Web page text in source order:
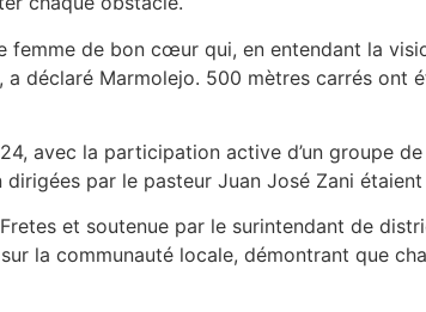
femme de bon cœur qui, en entendant la
a déclaré Marmolejo. 500 mètres carrés
avec la participation active d’un groupe
par le pasteur Juan José Zani
et soutenue par le surintendant de
la communauté locale, démontrant que